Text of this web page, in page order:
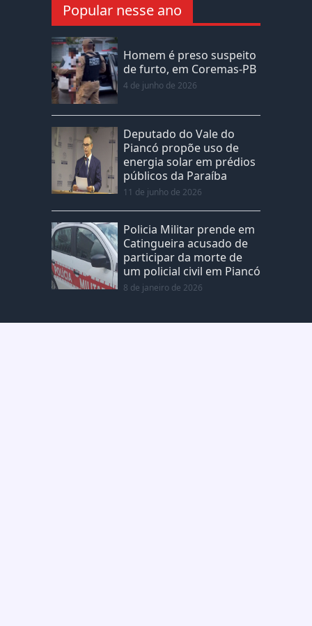
Popular nesse ano
Homem é preso suspeito
de furto, em Coremas-PB
4 de junho de 2026
Deputado do Vale do
Piancó propõe uso de
energia solar em prédios
públicos da Paraíba
11 de junho de 2026
Policia Militar prende em
Catingueira acusado de
participar da morte de
um policial civil em Piancó
8 de janeiro de 2026